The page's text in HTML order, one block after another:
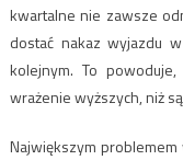
kwartalne nie zawsze
dostać nakaz wyjazdu
kolejnym. To
wrażenie wyższych, niż
Największym